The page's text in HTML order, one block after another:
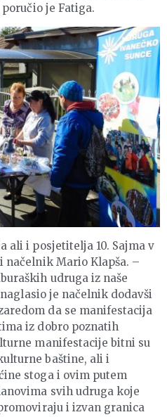
je Fatiga.
ali i posjetitelja 10. Sajma v
načelnik Mario Klapša. –
udruga iz naše
je načelnik dodavši
da se manifestacija
iz dobro poznatih
manifestacije bitni su
baštine, ali i
stoga i ovim putem
svih udruga koje
i izvan granica